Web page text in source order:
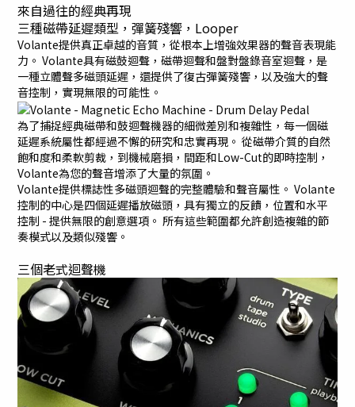
來自過往的經典再現
三種磁帶延遲類型，彈簧殘響，Looper
Volante提供真正卓越的音質，從根本上增強效果器的聲音表現能
力。 Volante具有磁鼓迴聲，磁帶迴聲和盤對盤錄音室迴聲，是
一種立體聲多磁頭延遲，還提供了復古彈簧殘響，以及強大的聲
音控制，實現無限的可能性。
為了捕捉經典磁帶和鼓迴聲機器的細微差別和複雜性，每一個磁
延遲系統屬性都經過不懈的研究和忠實再現。 從磁帶介質的自然
飽和度和柔軟剪裁，到機械磨損，間距和Low-Cut的即時控制，
Volante為您的聲音增添了大量的氛圍。
Volante提供標誌性多磁頭迴聲的完整體驗和聲音屬性。 Volante
控制的中心是四個延遲播放磁頭，具有獨立的反饋，位置和水平
控制 - 提供無限的創意選項。 所有這些範圍都允許創造複雜的節
奏模式以及類似殘響。
三個老式迴聲機